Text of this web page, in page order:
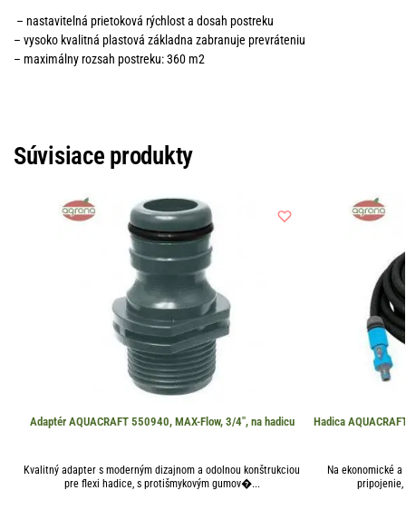
– nastavitelná prietoková rýchlost a dosah postreku
– vysoko kvalitná plastová základna zabranuje prevráteniu
– maximálny rozsah postreku: 360 m2
Súvisiace produkty
Adaptér AQUACRAFT 550940, MAX-Flow, 3/4″, na hadicu
Kvalitný adapter s moderným dizajnom a odolnou konštrukciou
pre flexi hadice, s protišmykovým gumov�...
Hadica
Na ekonomické
pripojenie,